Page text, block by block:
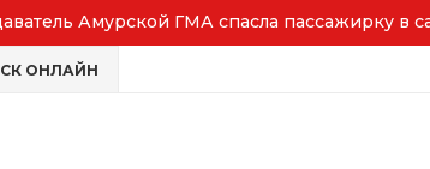
спасла пассажирку в самолёте
ОНЛАЙН